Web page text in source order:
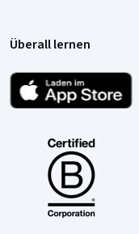
Überall lernen